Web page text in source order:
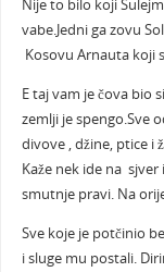
Nije to bilo koji
vabe.Jedni ga zovu
Kosovu Arnauta koji
E taj vam je čova bio
zemlji je spengo.Sve
divove , džine, ptice i
Kaže nek ide na sjver
smutnje pravi. Na
Sve koje je potčinio
i sluge mu postali.